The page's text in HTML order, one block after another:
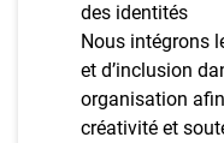
des identités
Nous intégrons
et d’inclusion
organisation
créativité et